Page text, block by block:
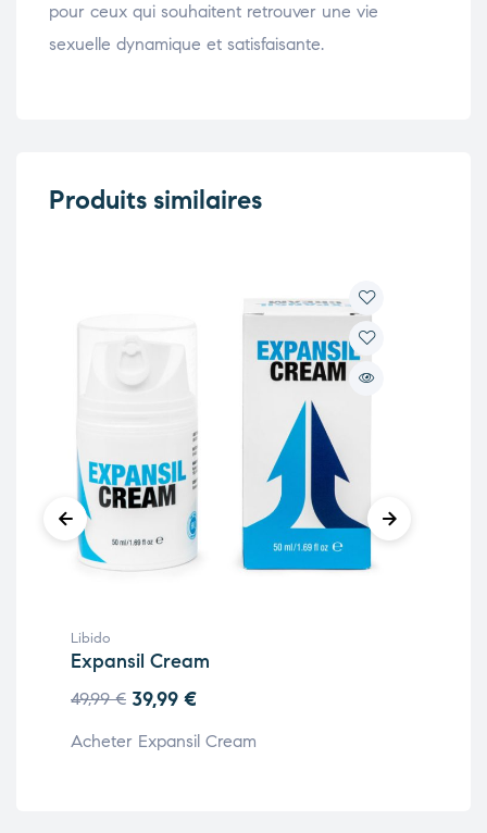
pour ceux qui souhaitent retrouver une vie
sexuelle dynamique et satisfaisante.
Produits similaires
Libido
Expansil Cream
49,99€ 39,99€
Acheter Expansil Cream